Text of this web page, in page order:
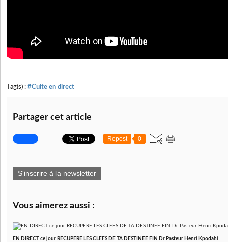
Tag(s) : #Culte en direct
Partager cet article
Repost 0
S'inscrire à la newsletter
Vous aimerez aussi :
EN DIRECT ce jour RECUPERE LES CLEFS DE TA DESTINEE FIN Dr Pasteur Henri Kpodahi